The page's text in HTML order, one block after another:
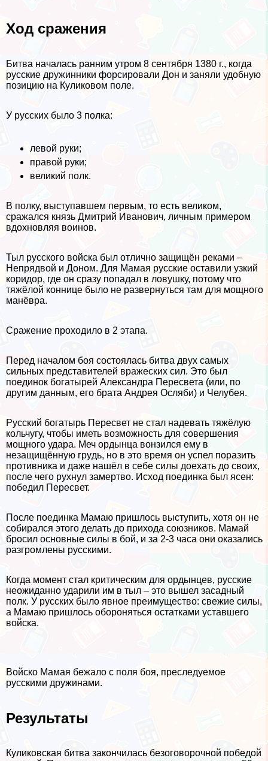
Ход сражения
Битва началась ранним утром 8 сентября 1380 г., когда
русские дружинники форсировали Дон и заняли удобную
позицию на Куликовом поле.
У русских было 3 полка:
левой руки;
правой руки;
великий полк.
В полку, выступавшем первым, то есть великом,
сражался князь Дмитрий Иванович, личным примером
вдохновляя воинов.
Тыл русского войска был отлично защищён реками –
Непрядвой и Доном. Для Мамая русские оставили узкий
коридор, где он сразу попадал в ловушку, потому что
тяжёлой коннице было не развернуться там для мощного
манёвра.
Сражение проходило в 2 этапа.
Перед началом боя состоялась битва двух самых
сильных представителей вражеских сил. Это был
поединок богатырей Александра Пересвета (или, по
другим данным, его брата Андрея Осляби) и Челубея.
Русский богатырь Пересвет не стал надевать тяжёлую
кольчугу, чтобы иметь возможность для совершения
мощного удара. Меч ордынца вонзился ему в
незащищённую гpyдь, но в это время он успел поразить
противника и даже нашёл в себе силы доехать до своих,
после чего рухнул замертво. Исход поединка был ясен:
победил Пересвет.
После поединка Мамаю пришлось выступить, хотя он не
собирался этого делать до прихода союзников. Мамай
бросил основные силы в бой, и за 2-3 часа они оказались
разгромлены русскими.
Когда момент стал критическим для ордынцев, русские
неожиданно ударили им в тыл – это вышел засадный
полк. У русских было явное преимущество: свежие силы,
а Мамаю пришлось обороняться остатками уставшего
войска.
Войско Мамая бежало с поля боя, преследуемое
русскими дружинами.
Результаты
Куликовская битва закончилась безоговорочной победой